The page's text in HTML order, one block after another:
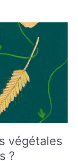
végétales
?